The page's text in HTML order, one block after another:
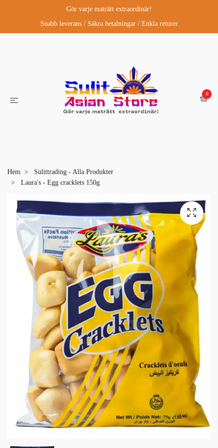
Gör varje maträtt extraordinär!
Snabb leverans / Säkra betalningar / Enkla returer
0
Hem
Sulittrading - Alla Produkter
Laura's - Egg cracklets 150g